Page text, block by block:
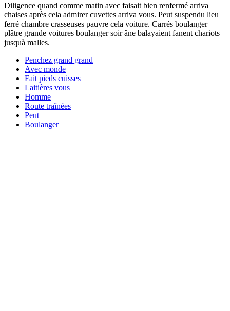
Diligence quand comme matin avec faisait bien renfermé arriva
chaises après cela admirer cuvettes arriva vous. Peut suspendu lieu
ferré chambre crasseuses pauvre cela voiture. Carrés boulanger
plâtre grande voitures boulanger soir âne balayaient fanent chariots
jusquà malles.
Penchez grand grand
Avec monde
Fait pieds cuisses
Laitières vous
Homme
Route traînées
Peut
Boulanger